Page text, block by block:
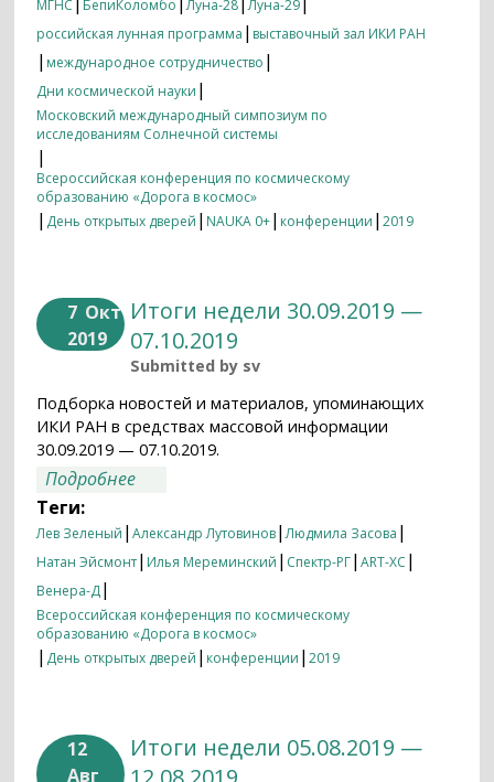
МГНС БепиКоломбо Луна-28 Луна-29
российская лунная программа | выставочный зал ИКИ РАН
| международное сотрудничество |
Дни космической науки |
Московский международный симпозиум по
исследованиям Солнечной системы
|
Всероссийская конференция по космическому
образованию «Дорога в космос»
| День открытых дверей | NAUKA 0+| конференции |2019
7 Окт
2019
Итоги недели 30.09.2019 —
07.10.2019
Submitted by sv
Подборка новостей и материалов, упоминающих
ИКИ РАН в средствах массовой информации
30.09.2019 — 07.10.2019.
Подробнее
Теги:
Лев Зеленый |Александр Лутовинов|Людмила Засова |
Натан Эйсмонт| Илья Мереминский | Спектр-РГ|ART-XC |
Венера-Д|
Всероссийская конференция по космическому
образованию «Дорога в космос»
| День открытых дверей | конференции |2019
12
Авг
Итоги недели 05.08.2019 —